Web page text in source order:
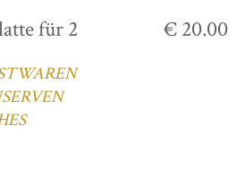
für 2 € 20.00